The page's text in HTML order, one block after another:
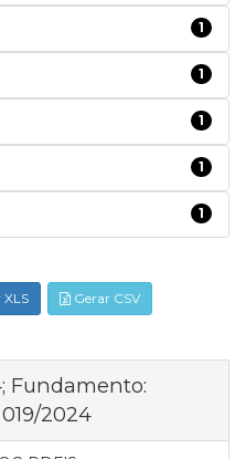
1
1
1
1
1
XLS
Gerar CSV
Fundamento:
2024